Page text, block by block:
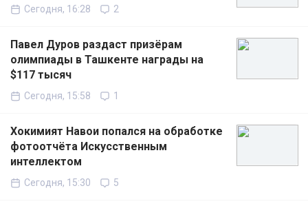
Сегодня, 16:28 2
Павел Дуров раздаст призёрам
олимпиады в Ташкенте награды на
$117 тысяч
Сегодня, 15:58 1
Хокимият Навои попался на обработке
фотоотчёта Искусственным
интеллектом
Сегодня, 15:30 5